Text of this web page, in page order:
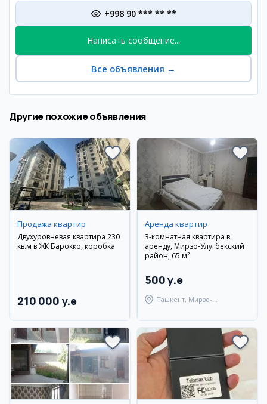
+998 90 *** ** **
Написать сообщение...
Все объявления →
Другие похожие объявления
Продажа квартир
Двухуровневая квартира 230
кв.м в ЖК Барокко, коробка
210 000 y.e
Аренда квартир
3-комнатная квартира в
аренду, Мирзо-Улугбекский
район, 65 м²
500 y.e
Ташкент, Мирзо-